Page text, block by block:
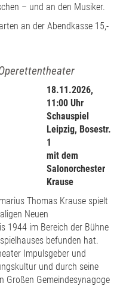
– und an den Musiker.
an der Abendkasse 15,-
18.11.2026,
11:00 Uhr
Schauspiel
Leipzig, Bosestr.
1
mit dem
Salonorchester
Krause
Thomas Krause spielt
Neuen
1944 im Bereich der Bühne
befunden hat.
Impulsgeber und
und durch seine
Großen Gemeindesynagoge